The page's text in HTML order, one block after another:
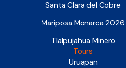
Santa Clara del Cobre
Mariposa Monarca 2026
Tlalpujahua Minero
Tours
Uruapan